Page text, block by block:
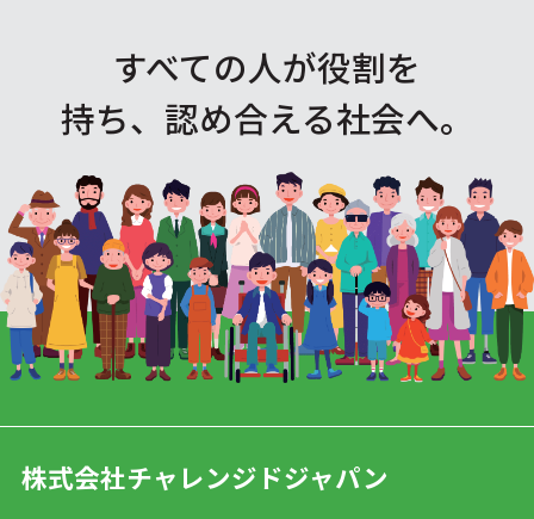
すべての人が役割を
持ち、認め合える社会へ。
株式会社チャレンジドジャパン